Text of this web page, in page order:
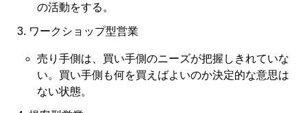
の活動をする。
ワークショップ型営業
売り手側は、買い手側のニーズが把握しきれていな
い。買い手側も何を買えばよいのか決定的な意思は
ない状態。